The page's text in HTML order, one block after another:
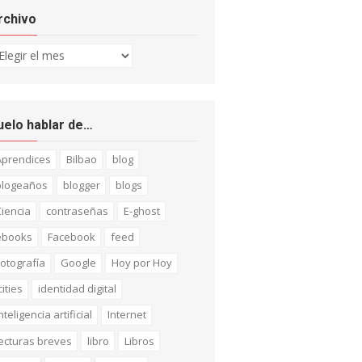
hablar de…
Bilbao
blog
blogger
blogs
contraseñas
E-ghost
Facebook
feed
Google
Hoy por Hoy
identidad digital
artificial
Internet
breves
libro
Libros